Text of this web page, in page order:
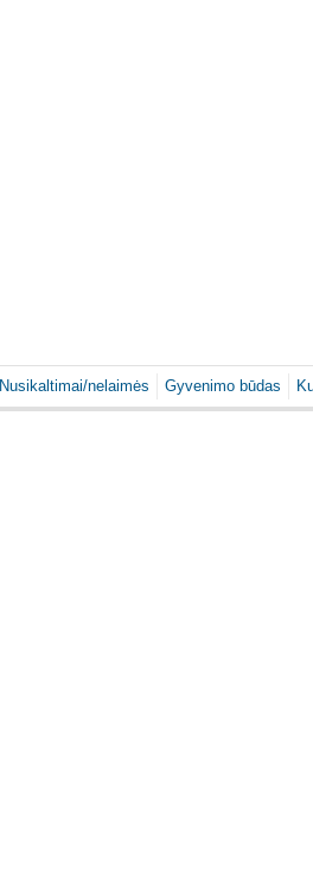
Nusikaltimai/nelaimės Gyvenimo būdas